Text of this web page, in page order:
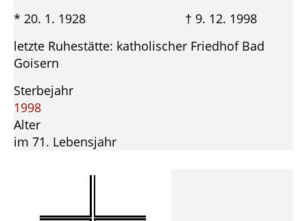
* 20. 1. 1928 † 9. 12. 1998
letzte Ruhestätte: katholischer Friedhof Bad
Goisern
Sterbejahr
1998
Alter
im 71. Lebensjahr